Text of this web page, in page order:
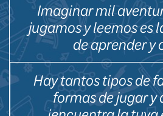
Imaginar mil
jugamos y leemos es
de aprender y
Hay tantos tipos de
formas de jugar y